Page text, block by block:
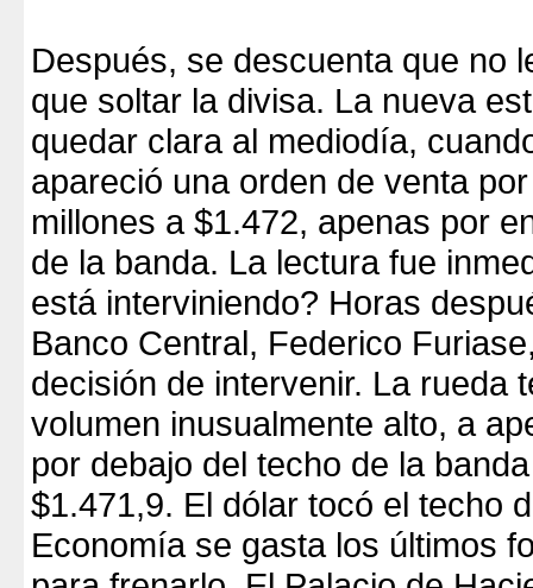
Después, se descuenta que no
que soltar la divisa. La nueva
quedar clara al mediodía,
apareció una orden de venta
millones a $1.472, apenas por
de la banda. La lectura fue
está interviniendo? Horas
Banco Central, Federico
decisión de intervenir. La rueda
volumen inusualmente alto, a
por debajo del techo de la
$1.471,9. El dólar tocó el techo
Economía se gasta los últimos